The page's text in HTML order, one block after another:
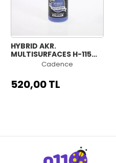
HYBRID AKR.
MULTISURFACES H-115
GECE MAVİSİ 500ML
Cadence
520,00 TL